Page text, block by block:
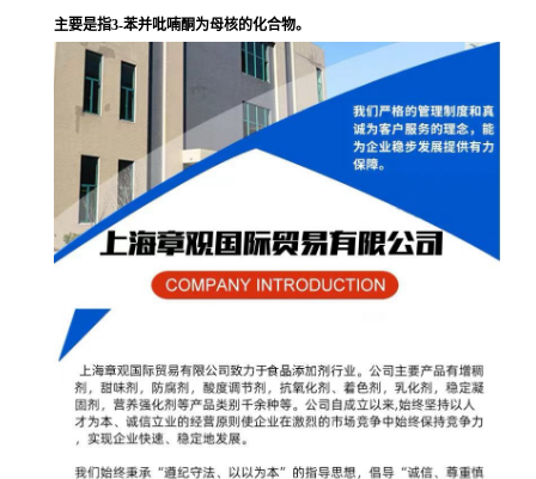
主要是指3-苯并吡喃酮为母核的化合物。